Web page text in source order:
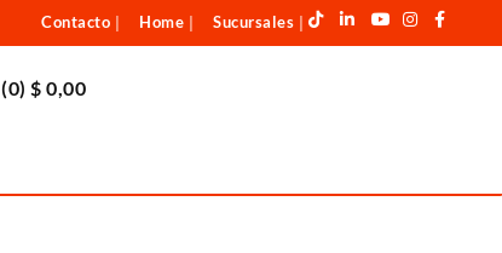
Contacto Home Sucursales
(0)$ 0,00